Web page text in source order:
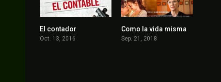
El contador
Oct. 13, 2016
6.9
Como la vida misma
Sep. 21, 2018